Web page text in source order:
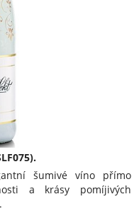
šumivé víno přímo
a krásy pomíjivých